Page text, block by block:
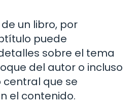
un libro, por
puede
sobre el tema
del autor o incluso
que se
el contenido.